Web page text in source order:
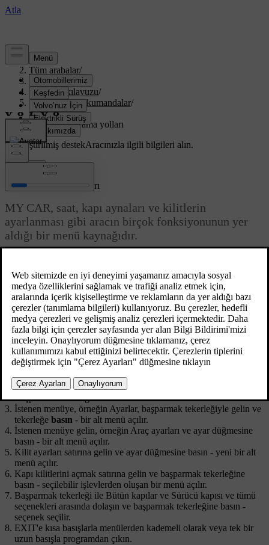
Destek
Tüm arabalar/
XC70 2016/
Kullanıcı kılavuzu/
Göstergeler ve kumandalar/
Aracım/
MY CAR - arama yolları
Özelleştirilmiş destekAracınızla ilgili bilgileri alın.
MY CAR - arama yolları
MY CAR, saat, kapı aynaları ve kilitlerin
ayarlanması gibi aracın birçok fonksiyonunun yer
aldığı bir menü kaynağıdır.
Menü sistemi fonksiyonlarının arama yolları şu şekilde
belirlenmiştir:
Ayarlar→Araç ayarları→Kilit ayarları→Kapı kilitlerini
açmak→Sürücü kapısı ve tümü.
Aşağıda direksiyon simidi tuş takımı kullanılarak bir işleve nasıl
erişilebileceği ve nasıl ayarlanacağına dair bir örnek verilmiştir:
Orta konsol düğmesiMY CAR
Başparmak tekerleğine basın.
İstenen menüye, örneğin Ayarlar, başparmak tekerleğiyle gelin ve
tekerleğe basın - bir alt menü açılır.
İstenen menüye gelin, örneğin Araç ayarları ve ayar düğmesine
basın - bir alt menü açılır.
Kilit ayarları satırına gelin ve ayar düğmesine basın - yeni bir alt
menü açılır.
Kapı kilitlerini açmak satırına gelin ve başparmak tekerleğine
basın - seçilebilir işlevlerden oluşan bir menü açılır.
Başparmak tekerleği ile Bütün kapılar ve Sürücü kapısı ve tümü
seçenekleri arasında dolaşın ve başparmak tekerleğine basın -
seçenek seçilir.
EXIT'e kısa basışlarla menülerden kademeli olarak veya tek bir
uzun basışla programdan çıkın.